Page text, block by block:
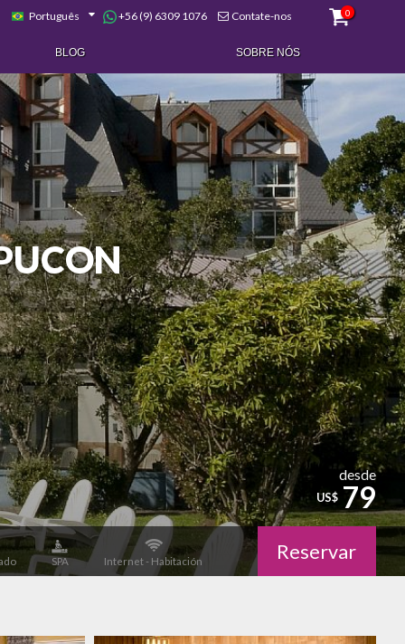
Português +56 (9) 6309 1076 Contate-nos 0
BLOG SOBRE NÓS
desde
US$ 79
SPA Internet - Habitación Reservar